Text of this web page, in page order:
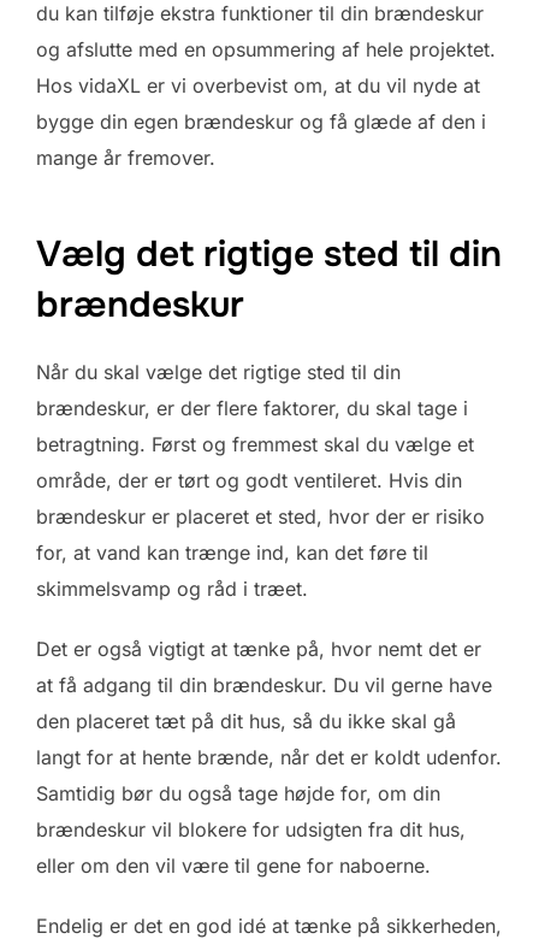
du kan tilføje ekstra funktioner til din brændeskur
og afslutte med en opsummering af hele projektet.
Hos vidaXL er vi overbevist om, at du vil nyde at
bygge din egen brændeskur og få glæde af den i
mange år fremover.
Vælg det rigtige sted til din
brændeskur
Når du skal vælge det rigtige sted til din
brændeskur, er der flere faktorer, du skal tage i
betragtning. Først og fremmest skal du vælge et
område, der er tørt og godt ventileret. Hvis din
brændeskur er placeret et sted, hvor der er risiko
for, at vand kan trænge ind, kan det føre til
skimmelsvamp og råd i træet.
Det er også vigtigt at tænke på, hvor nemt det er
at få adgang til din brændeskur. Du vil gerne have
den placeret tæt på dit hus, så du ikke skal gå
langt for at hente brænde, når det er koldt udenfor.
Samtidig bør du også tage højde for, om din
brændeskur vil blokere for udsigten fra dit hus,
eller om den vil være til gene for naboerne.
Endelig er det en god idé at tænke på sikkerheden,